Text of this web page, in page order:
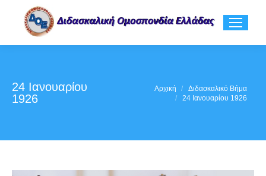
24 Ιανουαρίου
1926
Αρχική
Διδασκαλικό Βήμα
24 Ιανουαρίου 1926